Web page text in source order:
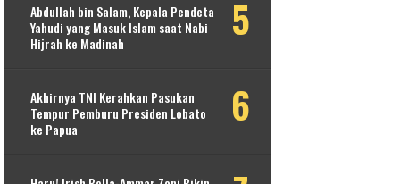
Abdullah bin Salam, Kepala Pendeta
Yahudi yang Masuk Islam saat Nabi
Hijrah ke Madinah
Akhirnya TNI Kerahkan Pasukan
Tempur Pemburu Presiden Lobato
ke Papua